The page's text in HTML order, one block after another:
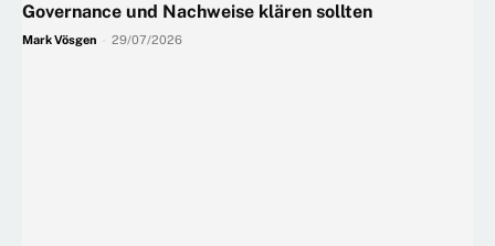
Governance und Nachweise klären sollten
Mark Vösgen 29/07/2026